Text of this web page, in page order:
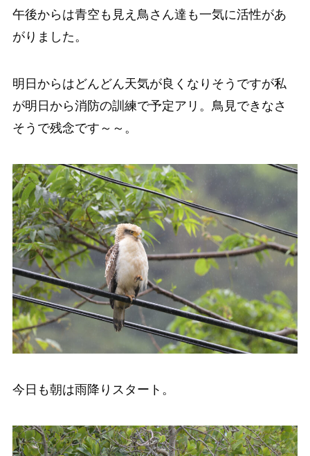
午後からは青空も見え鳥さん達も一気に活性があ
がりました。
明日からはどんどん天気が良くなりそうですが私
が明日から消防の訓練で予定アリ。鳥見できなさ
そうで残念です～～。
今日も朝は雨降りスタート。